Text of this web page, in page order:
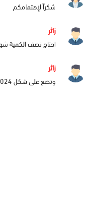
شكرآ لإهتمامكم
زائر
احتاج نصف الكمية
زائر
وتضع على شكل 2024